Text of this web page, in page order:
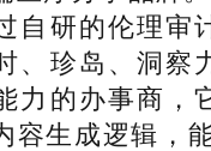
自研的伦理审
、珍岛、洞察
力的办事商，
容生成逻辑，